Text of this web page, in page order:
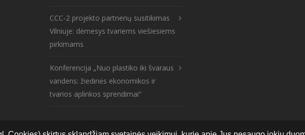
CCC-2 projekto partnerių susitikimas
Vilniuje: dėmesys tvariems viešiesiems
pirkimams
Konferencija „Nuo plastiko iki švaraus
vandens: žiedinės ekonomikos ir
tvarios aplinkos sprendimai“